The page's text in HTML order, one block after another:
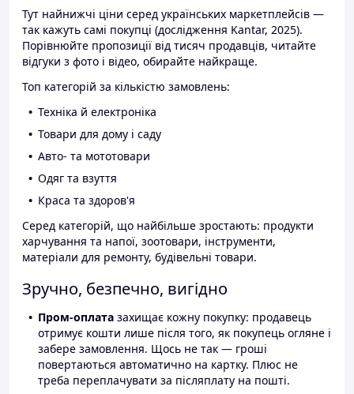
Тут найнижчі ціни серед українських маркетплейсів —
так кажуть самі покупці (дослідження Kantar, 2025).
Порівнюйте пропозиції від тисяч продавців, читайте
відгуки з фото і відео, обирайте найкраще.
Топ категорій за кількістю замовлень:
Техніка й електроніка
Товари для дому і саду
Авто- та мототовари
Одяг та взуття
Краса та здоров'я
Серед категорій, що найбільше зростають: продукти
харчування та напої, зоотовари, інструменти,
матеріали для ремонту, будівельні товари.
Зручно, безпечно, вигідно
Пром-оплата захищає кожну покупку: продавець
отримує кошти лише після того, як покупець огляне і
забере замовлення. Щось не так — гроші
повертаються автоматично на картку. Плюс не
треба переплачувати за післяплату на пошті.